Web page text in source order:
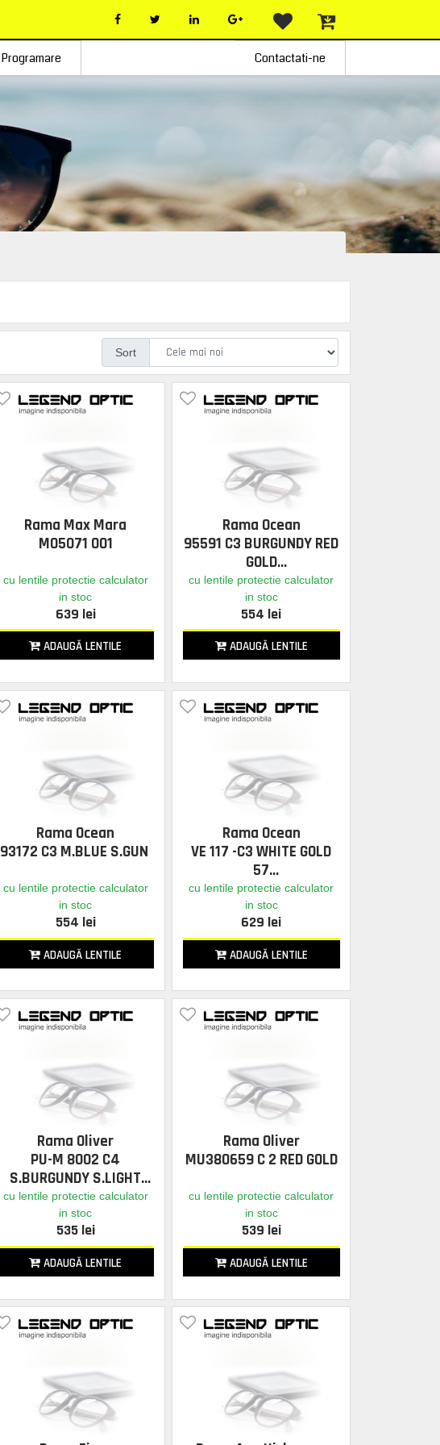
Programare Contactati-ne
Sort
Rama Max Mara
MO5071 001
cu lentile protectie calculator
in stoc
639 lei
ADAUGĂ LENTILE
Rama Ocean
95591 C3 BURGUNDY RED
GOLD
cu lentile protectie calculator
in stoc
554 lei
ADAUGĂ LENTILE
Rama Ocean
93172 C3 M.BLUE S.GUN
cu lentile protectie calculator
in stoc
554 lei
ADAUGĂ LENTILE
Rama Ocean
VE 117 -C3 WHITE GOLD
57
cu lentile protectie calculator
in stoc
629 lei
ADAUGĂ LENTILE
Rama Oliver
PU-M 8002 C4
S.BURGUNDY S.LIGHT
GOLD
cu lentile protectie calculator
in stoc
535 lei
ADAUGĂ LENTILE
Rama Oliver
MU380659 C 2 RED GOLD
cu lentile protectie calculator
in stoc
539 lei
ADAUGĂ LENTILE